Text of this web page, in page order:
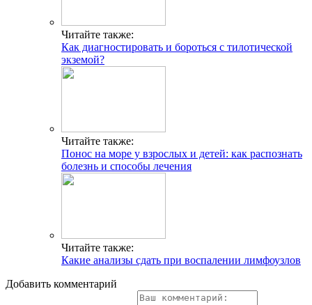
Читайте также:
Как диагностировать и бороться с тилотической
экземой?
Читайте также:
Понос на море у взрослых и детей: как распознать
болезнь и способы лечения
Читайте также:
Какие анализы сдать при воспалении лимфоузлов
Добавить комментарий